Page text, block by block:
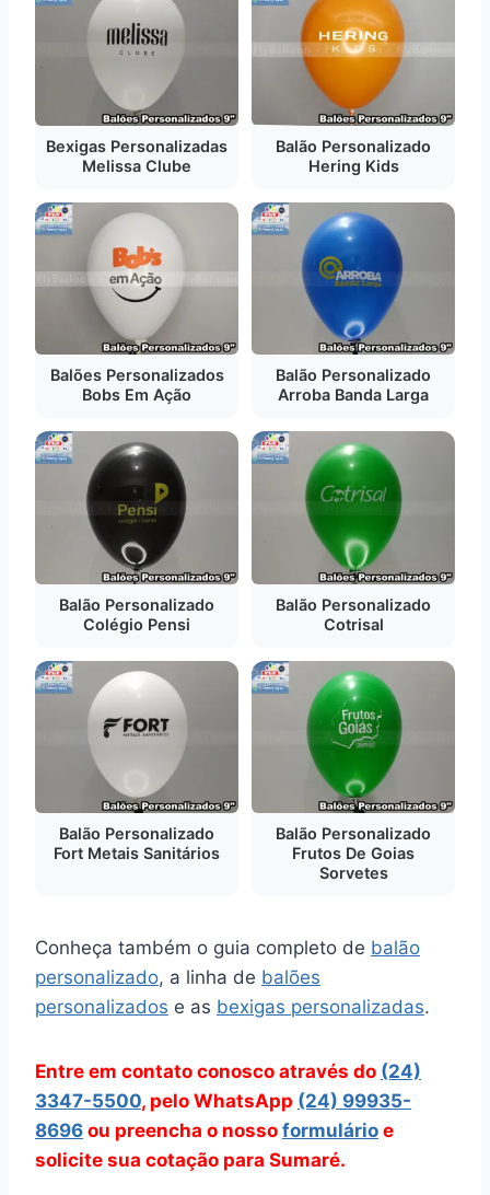
Bexigas Personalizadas
Melissa Clube
Balão Personalizado
Hering Kids
Balões Personalizados
Bobs Em Ação
Balão Personalizado
Arroba Banda Larga
Balão Personalizado
Colégio Pensi
Balão Personalizado
Cotrisal
Balão Personalizado
Fort Metais Sanitários
Balão Personalizado
Frutos De Goias
Sorvetes
Conheça também o guia completo de balão
personalizado, a linha de balões
personalizados e as bexigas personalizadas.
Entre em contato conosco através do (24)
3347-5500, pelo WhatsApp (24) 99935-
8696 ou preencha o nosso formulário e
solicite sua cotação para Sumaré.